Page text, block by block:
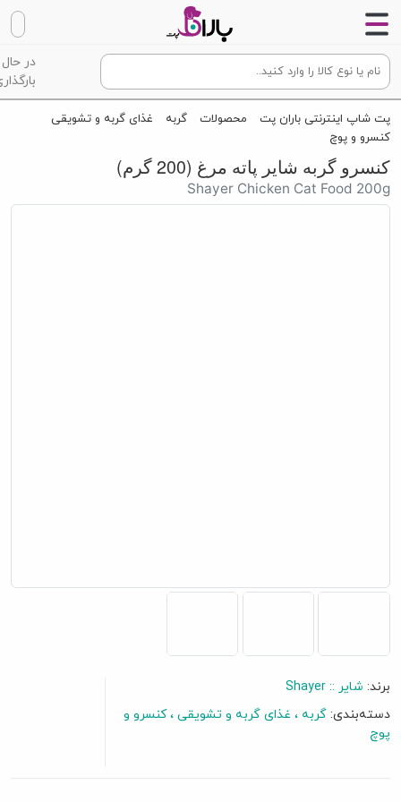
در حال
پت شاپ اینترنتی باران پت محصولات گربه
غذای گربه و تشویقی
کنسرو و پوچ
کنسرو گربه شایر پاته مرغ (200 گرم)
Shayer Chicken Cat Food 200g
برند: شایر :: Shayer
دسته‌بندی: گربه غذای گربه و تشویقی
کنسرو و
پوچ